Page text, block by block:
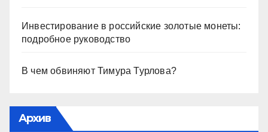
Инвестирование в российские золотые монеты:
подробное руководство
В чем обвиняют Тимура Турлова?
Архив